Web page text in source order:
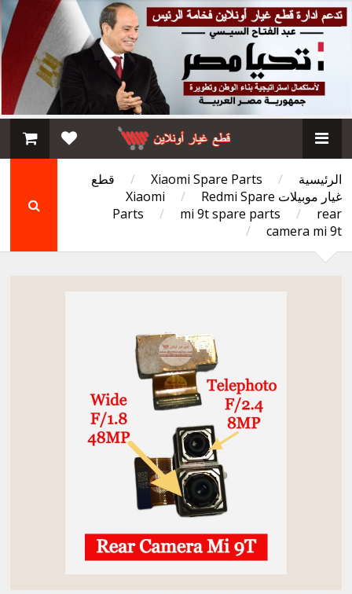
الرئيسية /
Xiaomi Spare Parts
/
قطع
غيار موبيلات Xiaomi
/
Redmi Spare
Parts
/ mi 9t spare parts /
rear
camera mi 9t
/